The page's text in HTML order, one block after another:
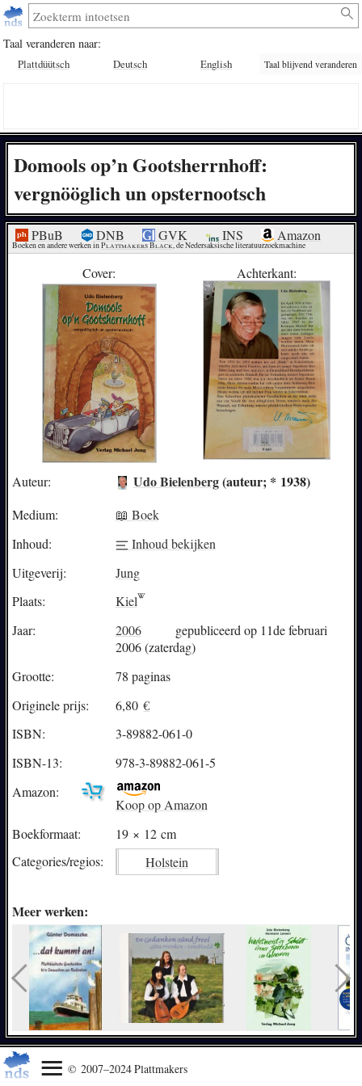
Taal veranderen naar:
Plattdüütsch Deutsch English Taal blijvend veranderen
Domools op’n Gootsherrnhoff:
vergnööglich un opsternootsch
PBuB DNB GVK INS Amazon
Boeken en andere werken in Plattmakers Black, de Nedersaksische literatuurzoekmachine
Cover: Achterkant:
Auteur: Udo Bielenberg(auteur; * 1938)
Medium:
📖 Boek
Inhoud:
Inhoud bekijken
Uitgeverij:
Jung
Plaats:
Kiel
Jaar:
2006
gepubliceerd op 11de februari
2006 (zaterdag)
Grootte:
78 paginas
Originele prijs:
6,80 €
ISBN:
3-89882-061-0
ISBN-13:
978-3-89882-061-5
Amazon:
Koop op Amazon
Boekformaat:
19 × 12 cm
Categories/regios: Holstein
Meer werken:
© 2007–2024 Plattmakers